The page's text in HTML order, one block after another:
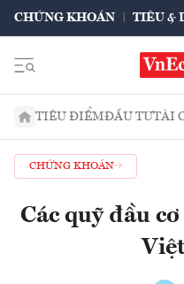
CHỨNG KHOÁN TIÊU &
TIÊU ĐIỂMĐẦU TƯTÀI
CHỨNG KHOÁN
Các quỹ đầu